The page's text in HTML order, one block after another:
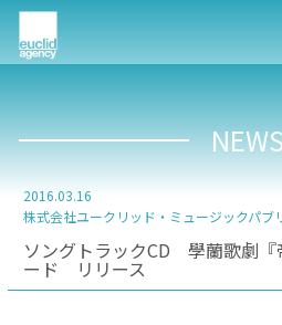
2016.03.16
株式会社ユークリッド・ミュージックパブ
ソングトラックCD 學蘭歌劇『
ード リリース